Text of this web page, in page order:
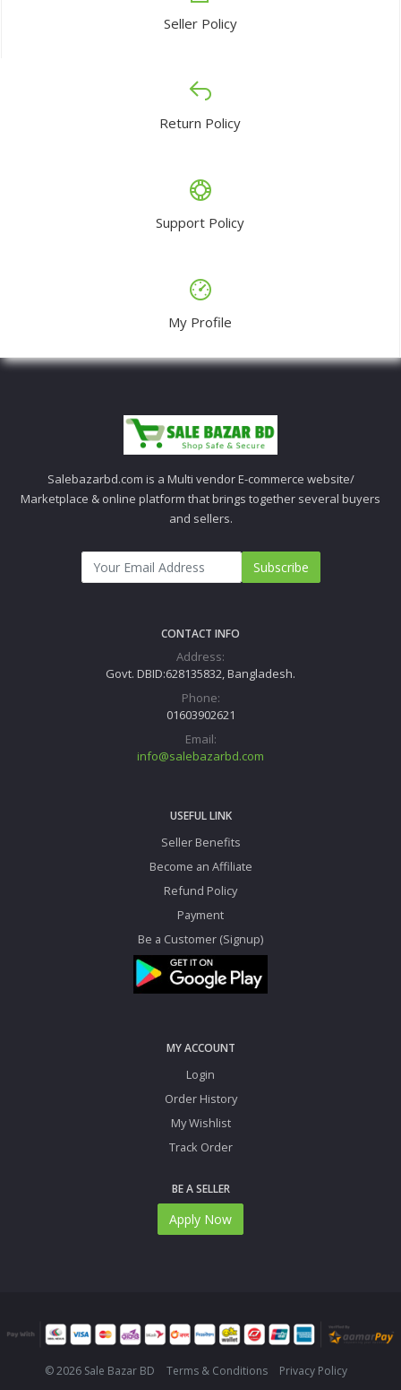
Seller Policy
Return Policy
Support Policy
My Profile
Salebazarbd.com is a Multi vendor E-commerce website/
Marketplace & online platform that brings together several buyers
and sellers.
Subscribe
CONTACT INFO
Address:
Govt. DBID:628135832, Bangladesh.
Phone:
01603902621
Email:
info@salebazarbd.com
USEFUL LINK
Seller Benefits
Become an Affiliate
Refund Policy
Payment
Be a Customer (Signup)
MY ACCOUNT
Login
Order History
My Wishlist
Track Order
BE A SELLER
Apply Now
© 2026 Sale Bazar BD Terms & Conditions Privacy Policy